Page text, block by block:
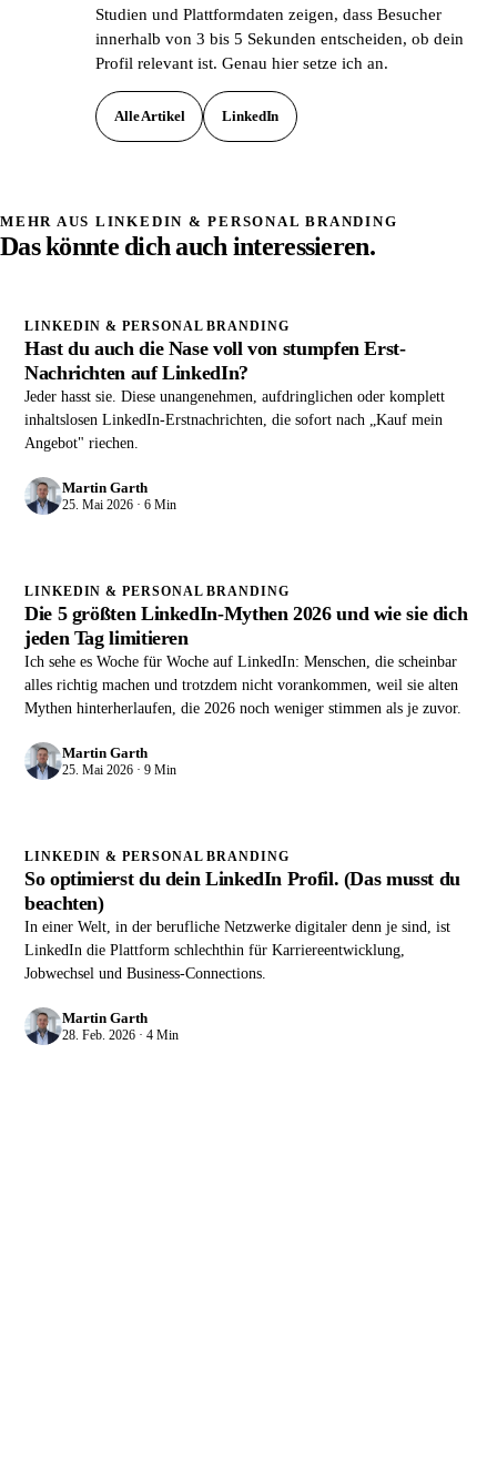
Studien und Plattformdaten zeigen, dass Besucher
innerhalb von 3 bis 5 Sekunden entscheiden, ob dein
Profil relevant ist. Genau hier setze ich an.
Alle Artikel LinkedIn
MEHR AUS LINKEDIN & PERSONAL BRANDING
Das könnte dich auch interessieren.
LINKEDIN & PERSONAL BRANDING
Hast du auch die Nase voll von stumpfen Erst-
Nachrichten auf LinkedIn?
Jeder hasst sie. Diese unangenehmen, aufdringlichen oder komplett
inhaltslosen LinkedIn-Erstnachrichten, die sofort nach „Kauf mein
Angebot" riechen.
Martin Garth
25. Mai 2026 · 6 Min
LINKEDIN & PERSONAL BRANDING
Die 5 größten LinkedIn-Mythen 2026 und wie sie dich
jeden Tag limitieren
Ich sehe es Woche für Woche auf LinkedIn: Menschen, die scheinbar
alles richtig machen und trotzdem nicht vorankommen, weil sie alten
Mythen hinterherlaufen, die 2026 noch weniger stimmen als je zuvor.
Martin Garth
25. Mai 2026 · 9 Min
LINKEDIN & PERSONAL BRANDING
So optimierst du dein LinkedIn Profil. (Das musst du
beachten)
In einer Welt, in der berufliche Netzwerke digitaler denn je sind, ist
LinkedIn die Plattform schlechthin für Karriereentwicklung,
Jobwechsel und Business-Connections.
Martin Garth
28. Feb. 2026 · 4 Min